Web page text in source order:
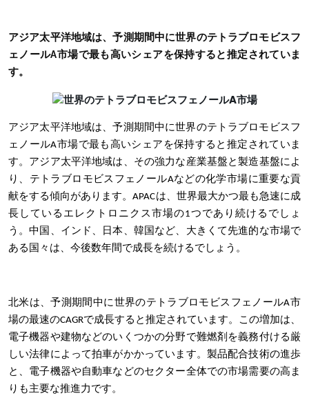
アジア太平洋地域は、予測期間中に世界のテトラブロモビスフ
ェノールA市場で最も高いシェアを保持すると推定されていま
す。
アジア太平洋地域は、予測期間中に世界のテトラブロモビスフ
ェノールA市場で最も高いシェアを保持すると推定されていま
す。アジア太平洋地域は、その強力な産業基盤と製造基盤によ
り、テトラブロモビスフェノールAなどの化学市場に重要な貢
献をする傾向があります。APACは、世界最大かつ最も急速に成
長しているエレクトロニクス市場の1つであり続けるでしょ
う。中国、インド、日本、韓国など、大きくて先進的な市場で
ある国々は、今後数年間で成長を続けるでしょう。
北米は、予測期間中に世界のテトラブロモビスフェノールA市
場の最速のCAGRで成長すると推定されています。この増加は、
電子機器や建物などのいくつかの分野で難燃剤を義務付ける厳
しい法律によって拍車がかかっています。製品配合技術の進歩
と、電子機器や自動車などのセクター全体での市場需要の高ま
りも主要な推進力です。